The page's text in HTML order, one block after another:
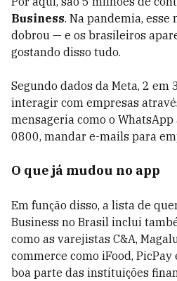
Business. Na pandemia, esse
dobrou — e os brasileiros
gostando disso tudo.
Segundo dados da Meta, 2
interagir com empresas
mensageria como o
0800, mandar e-mails para
O que já mudou no app
Em função disso, a lista de
Business no Brasil inclui
como as varejistas C&A,
commerce como iFood,
boa parte das instituições